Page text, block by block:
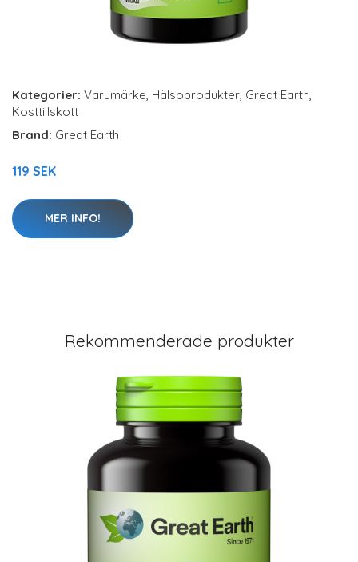
Kategorier: Varumärke, Hälsoprodukter, Great Earth,
Kosttillskott
Brand: Great Earth
119 SEK
MER INFO!
Rekommenderade produkter